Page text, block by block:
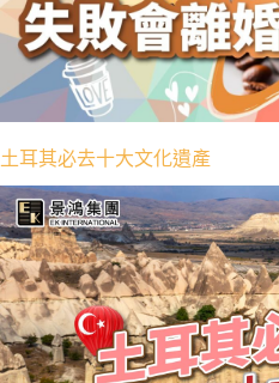
土耳其必去十大文化遺產